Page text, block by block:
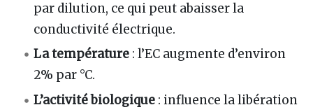
par dilution, ce qui peut abaisser la
conductivité électrique.
Latempérature : l’EC augmente d’environ
2% par °C.
L’activité biologique : influence la libération